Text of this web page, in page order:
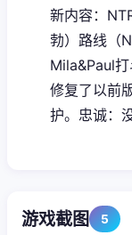
新内容：
勃）路线（
Mila&Paul
修复了以前
护。忠诚：
游戏截图 5